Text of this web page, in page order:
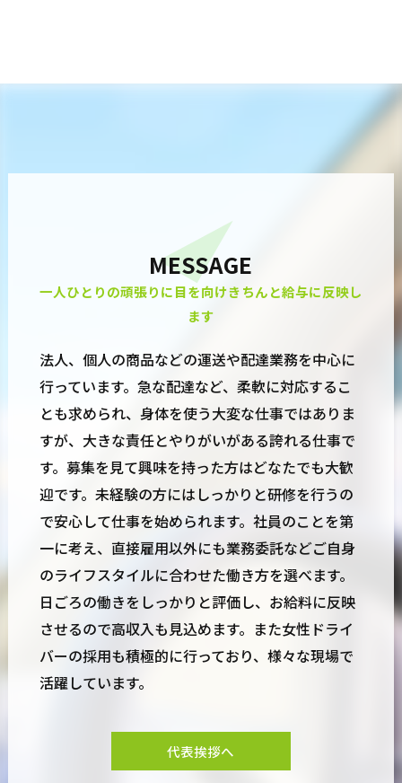
一人ひとりの頑張りに目を向けきちんと給与に反映し
ます
MESSAGE
法人、個人の商品などの運送や配達業務を中心に
行っています。急な配達など、柔軟に対応するこ
とも求められ、身体を使う大変な仕事ではありま
すが、大きな責任とやりがいがある誇れる仕事で
す。募集を見て興味を持った方はどなたでも大歓
迎です。未経験の方にはしっかりと研修を行うの
で安心して仕事を始められます。社員のことを第
一に考え、直接雇用以外にも業務委託などご自身
のライフスタイルに合わせた働き方を選べます。
日ごろの働きをしっかりと評価し、お給料に反映
させるので高収入も見込めます。また女性ドライ
バーの採用も積極的に行っており、様々な現場で
活躍しています。
代表挨拶へ